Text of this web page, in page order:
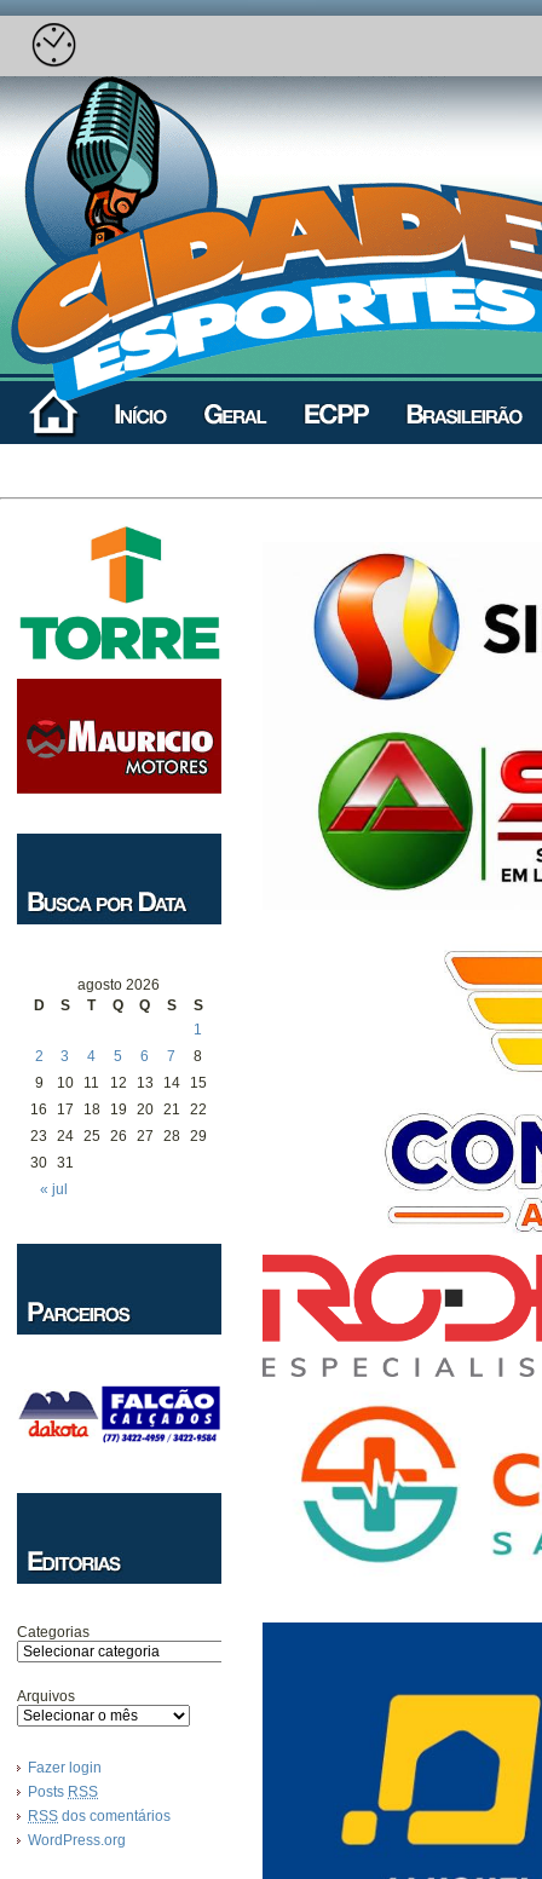
agosto 2026
D
S T Q Q S S
« jul
1
2
3 4 5 6 7
8
9
10 11 12 13 14
15
16
17 18 19 20 21
22
23
24 25 26 27 28 29
30 31
Categorias
Arquivos
Fazer login
Posts RSS
RSS dos comentários
WordPress.org